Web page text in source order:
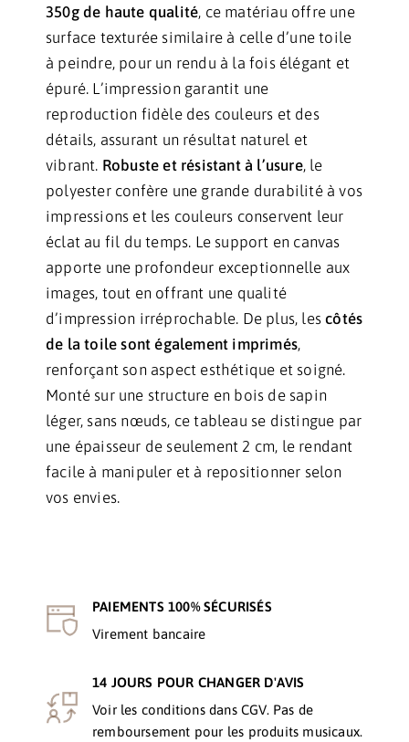
350g de haute qualité, ce matériau offre une
surface texturée similaire à celle d’une toile
à peindre, pour un rendu à la fois élégant et
épuré. L’impression garantit une
reproduction fidèle des couleurs et des
détails, assurant un résultat naturel et
vibrant. Robuste et résistant à l’usure, le
polyester confère une grande durabilité à vos
impressions et les couleurs conservent leur
éclat au fil du temps. Le support en canvas
apporte une profondeur exceptionnelle aux
images, tout en offrant une qualité
d’impression irréprochable. De plus, lescôtés
de la toile sont également imprimés,
renforçant son aspect esthétique et soigné.
Monté sur une structure en bois de sapin
léger, sans nœuds, ce tableau se distingue par
une épaisseur de seulement 2 cm, le rendant
facile à manipuler et à repositionner selon
vos envies.
PAIEMENTS 100% SÉCURISÉS
Virement bancaire
14 JOURS POUR CHANGER D'AVIS
Voir les conditions dans CGV. Pas de
remboursement pour les produits musicaux.